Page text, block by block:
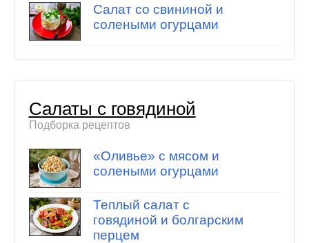
Салат со свининой и
солеными огурцами
Салаты с говядиной
Подборка рецептов
«Оливье» с мясом и
солеными огурцами
Теплый салат с
говядиной и болгарским
перцем